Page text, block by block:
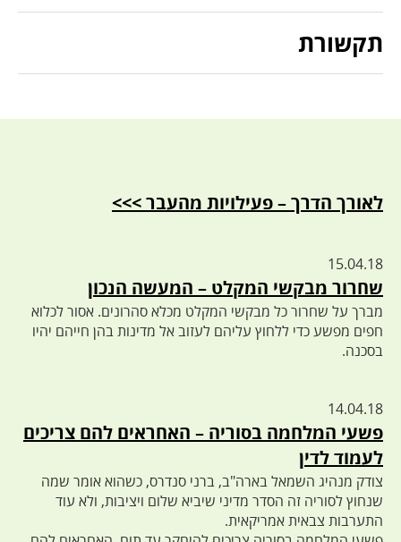
תקשורת
לאורך הדרך – פעילויות מהעבר >>>
15.04.18
שחרור מבקשי המקלט – המעשה הנכון
מברך על שחרור כל מבקשי המקלט מכלא סהרונים. אסור לכלוא
חפים מפשע כדי ללחוץ עליהם לעזוב אל מדינות בהן חייהם יהיו
בסכנה.
14.04.18
פשעי המלחמה בסוריה – האחראים להם צריכים
לעמוד לדין
צודק מנהיג השמאל בארה"ב, ברני סנדרס, כשהוא אומר שמה
שנחוץ לסוריה זה הסדר מדיני שיביא שלום ויציבות, ולא עוד
התערבות צבאית אמריקאית.